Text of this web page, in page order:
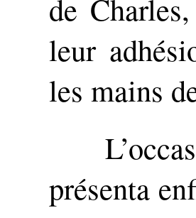
de
leur
les mains
présenta